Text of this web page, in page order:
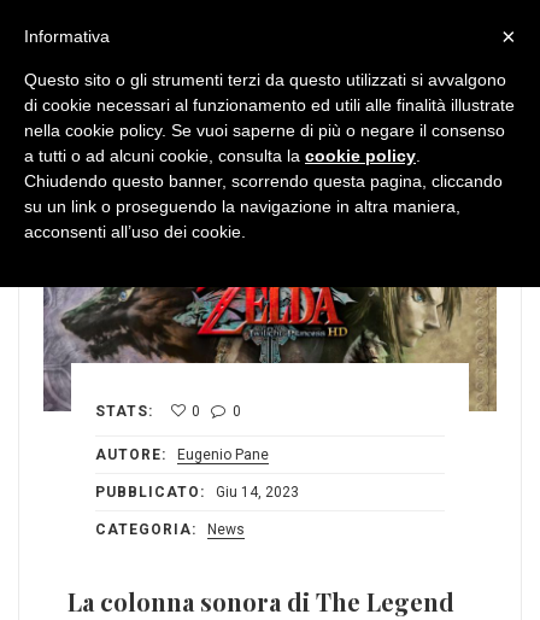
STATS: 0 0
AUTORE: Eugenio Pane
PUBBLICATO: Giu 14, 2023
CATEGORIA: News
La colonna sonora di The Legend
×
Informativa
Questo sito o gli strumenti terzi da questo utilizzati si avvalgono
di cookie necessari al funzionamento ed utili alle finalità illustrate
nella cookie policy. Se vuoi saperne di più o negare il consenso
a tutti o ad alcuni cookie, consulta la cookie policy
Chiudendo questo banner, scorrendo questa pagina, cliccando
su un link o proseguendo la navigazione in altra maniera,
acconsenti all’uso dei cookie.